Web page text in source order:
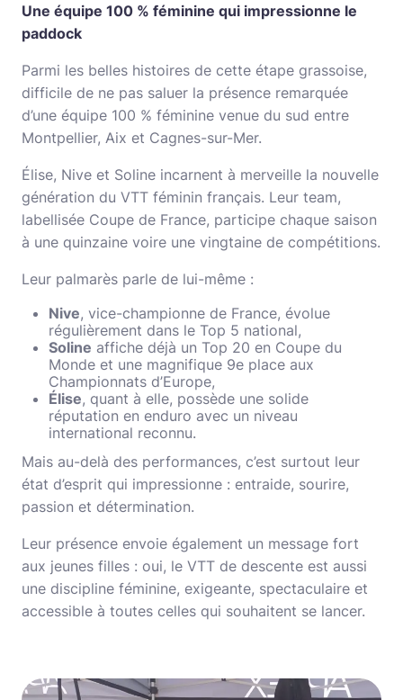
Une équipe 100 % féminine qui impressionne le
paddock
Parmi les belles histoires de cette étape grassoise,
difficile de ne pas saluer la présence remarquée
d’une équipe 100 % féminine venue du sud entre
Montpellier, Aix et Cagnes-sur-Mer.
Élise, Nive et Soline incarnent à merveille la nouvelle
génération du VTT féminin français. Leur team,
labellisée Coupe de France, participe chaque saison
à une quinzaine voire une vingtaine de compétitions.
Leur palmarès parle de lui-même :
Nive, vice-championne de France, évolue
régulièrement dans le Top 5 national,
Soline affiche déjà un Top 20 en Coupe du
Monde et une magnifique 9e place aux
Championnats d’Europe,
Élise, quant à elle, possède une solide
réputation en enduro avec un niveau
international reconnu.
Mais au-delà des performances, c’est surtout leur
état d’esprit qui impressionne : entraide, sourire,
passion et détermination.
Leur présence envoie également un message fort
aux jeunes filles : oui, le VTT de descente est aussi
une discipline féminine, exigeante, spectaculaire et
accessible à toutes celles qui souhaitent se lancer.